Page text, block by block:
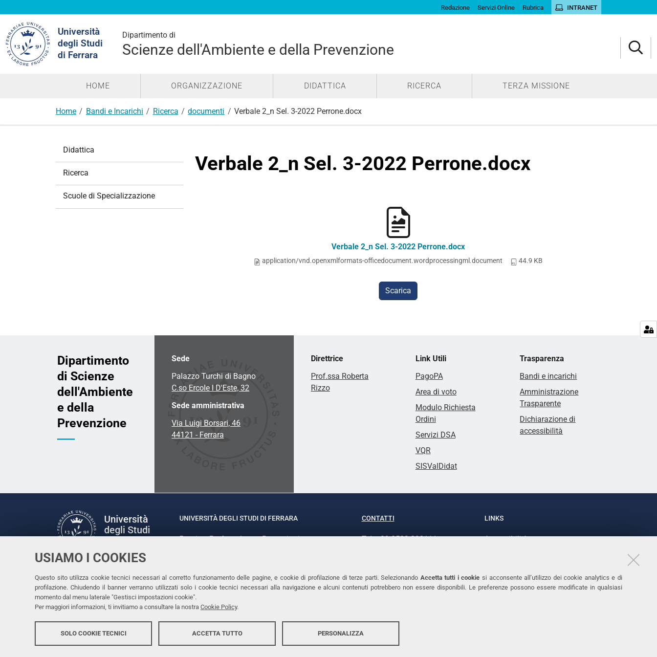
USIAMO I COOKIES
Questo sito utilizza cookie tecnici necessari al corretto funzionamento delle pagine, e cookie di profilazione di terze parti. Selezionando Accetta tutti i cookie si acconsente all’utilizzo dei cookie analytics e di
profilazione. Chiudendo il banner verranno utilizzati solo i cookie tecnici necessari alla navigazione e alcuni contenuti potrebbero non essere disponibili. Le preferenze possono essere modificate in qualsiasi
momento dal menu laterale "Gestisci impostazioni cookie".
Per maggiori informazioni, ti invitiamo a consultare la nostra Cookie Policy.
SOLO COOKIE TECNICI ACCETTA TUTTO PERSONALIZZA
Redazione Servizi Online Rubrica INTRANET
Università
degli Studi
di Ferrara
Dipartimento di
Scienze dell'Ambiente e della Prevenzione
nel
sito
HOME ORGANIZZAZIONE DIDATTICA RICERCA TERZA MISSIONE
Home Bandi e Incarichi Ricerca documenti Verbale 2_n Sel. 3-2022 Perrone.docx
Verbale 2_n Sel. 3-2022 Perrone.docx
Verbale 2_n Sel. 3-2022 Perrone.docx
application/vnd.openxmlformats-officedocument.wordprocessingml.document 44.9 KB
Scarica
Didattica
Ricerca
Scuole di Specializzazione
Dipartimento
di Scienze
dell'Ambiente
e della
Prevenzione
Sede
Palazzo Turchi di Bagno
C.so Ercole I D'Este, 32
Sede amministrativa
Via Luigi Borsari, 46
44121 - Ferrara
Direttrice
Prof.ssa Roberta
Rizzo
Link Utili
PagoPA
Area di voto
Modulo Richiesta
Ordini
Servizi DSA
VQR
SISValDidat
Trasparenza
Bandi e incarichi
Amministrazione
Trasparente
Dichiarazione di
accessibilità
Università
degli Studi
Facebook
LinkedinInstagram
Youtube
UNIVERSITÀ DEGLI STUDI DI FERRARA
Rettrice: Prof.ssa Laura Ramaciotti
CONTATTI
Tel. +39 0532 293111
LINKS
Accessibilità
Cookies